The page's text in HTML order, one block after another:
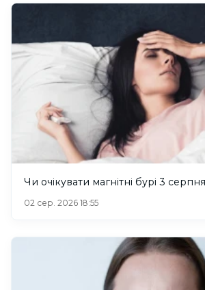
Чи очікувати магнітні бурі 3
02 сер. 2026 18:55